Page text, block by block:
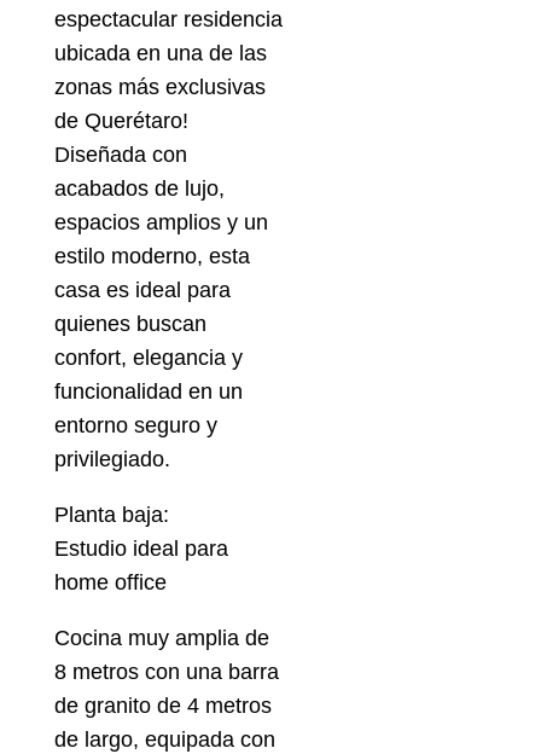
espectacular residencia
ubicada en una de las
zonas más exclusivas
de Querétaro!
Diseñada con
acabados de lujo,
espacios amplios y un
estilo moderno, esta
casa es ideal para
quienes buscan
confort, elegancia y
funcionalidad en un
entorno seguro y
privilegiado.
Planta baja:
Estudio ideal para
home office
Cocina muy amplia de
8 metros con una barra
de granito de 4 metros
de largo, equipada con